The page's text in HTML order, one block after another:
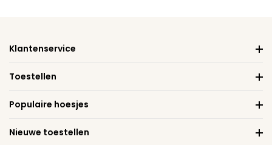
Klantenservice
Toestellen
Populaire hoesjes
Nieuwe toestellen